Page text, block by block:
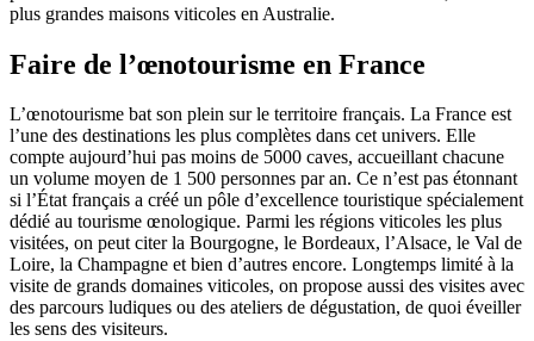
plus grandes maisons viticoles en Australie.
Faire de l’œnotourisme en France
L’œnotourisme bat son plein sur le territoire français. La France est
l’une des destinations les plus complètes dans cet univers. Elle
compte aujourd’hui pas moins de 5000 caves, accueillant chacune
un volume moyen de 1 500 personnes par an. Ce n’est pas étonnant
si l’État français a créé un pôle d’excellence touristique spécialement
dédié au tourisme œnologique. Parmi les régions viticoles les plus
visitées, on peut citer la Bourgogne, le Bordeaux, l’Alsace, le Val de
Loire, la Champagne et bien d’autres encore. Longtemps limité à la
visite de grands domaines viticoles, on propose aussi des visites avec
des parcours ludiques ou des ateliers de dégustation, de quoi éveiller
les sens des visiteurs.